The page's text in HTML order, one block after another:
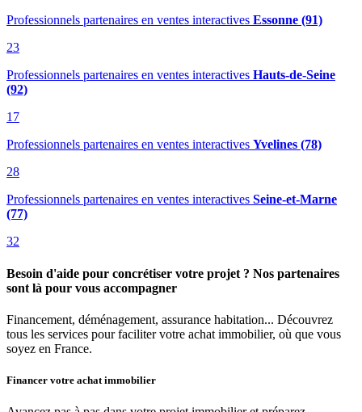
Professionnels partenaires en ventes interactives Essonne (91)
23
Professionnels partenaires en ventes interactives Hauts-de-Seine
(92)
17
Professionnels partenaires en ventes interactives Yvelines (78)
28
Professionnels partenaires en ventes interactives Seine-et-Marne
(77)
32
Besoin d'aide pour concrétiser votre projet ? Nos partenaires
sont là pour vous accompagner
Financement, déménagement, assurance habitation... Découvrez
tous les services pour faciliter votre achat immobilier, où que vous
soyez en France.
Financer votre achat immobilier